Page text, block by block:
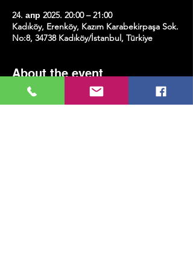
24. апр 2025. 20:00 – 21:00
Kadıköy, Erenköy, Kazım Karabekirpaşa Sok.
No:8, 34738 Kadıköy/İstanbul, Türkiye
About the event